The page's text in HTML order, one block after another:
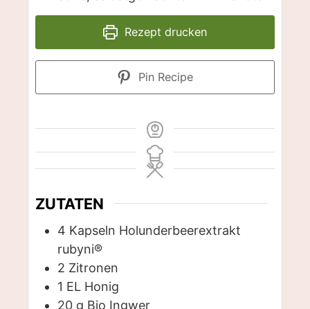
Rezept drucken
Pin Recipe
ZUTATEN
4 Kapseln Holunderbeerextrakt
rubyni®
2 Zitronen
1 EL Honig
20 g Bio Ingwer